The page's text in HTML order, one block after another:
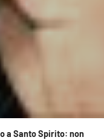
a Santo Spirito: non